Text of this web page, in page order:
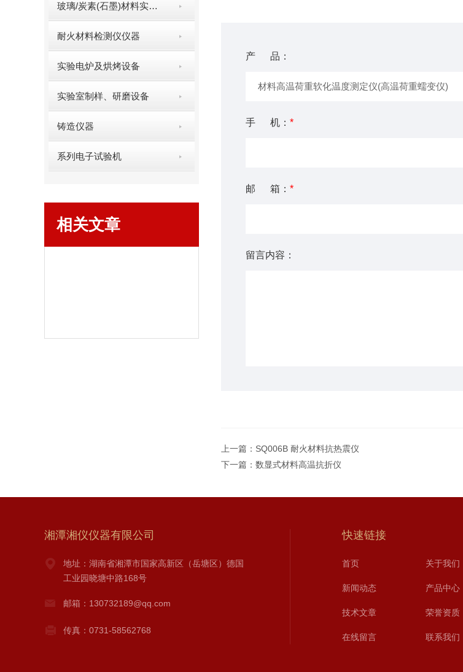
玻璃/炭素(石墨)材料实验室试验仪器
耐火材料检测仪仪器
实验电炉及烘烤设备
实验室制样、研磨设备
铸造仪器
系列电子试验机
相关文章
产 品：
手 机： *
邮 箱： *
留言内容：
上一篇： SQ006B 耐火材料抗热震仪
下一篇： 数显式材料高温抗折仪
湘潭湘仪仪器有限公司
地址：湖南省湘潭市国家高新区（岳塘区）德国
工业园晓塘中路168号
邮箱：130732189@qq.com
传真：0731-58562768
快速链接
首页 关于我们
新闻动态 产品中心
技术文章 荣誉资质
在线留言 联系我们